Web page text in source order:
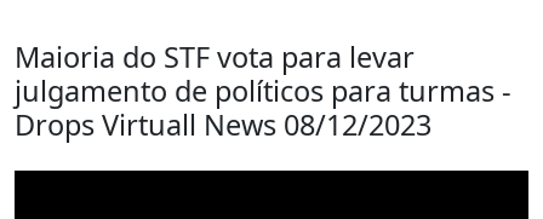
Maioria do STF vota para levar
julgamento de políticos para turmas -
Drops Virtuall News 08/12/2023